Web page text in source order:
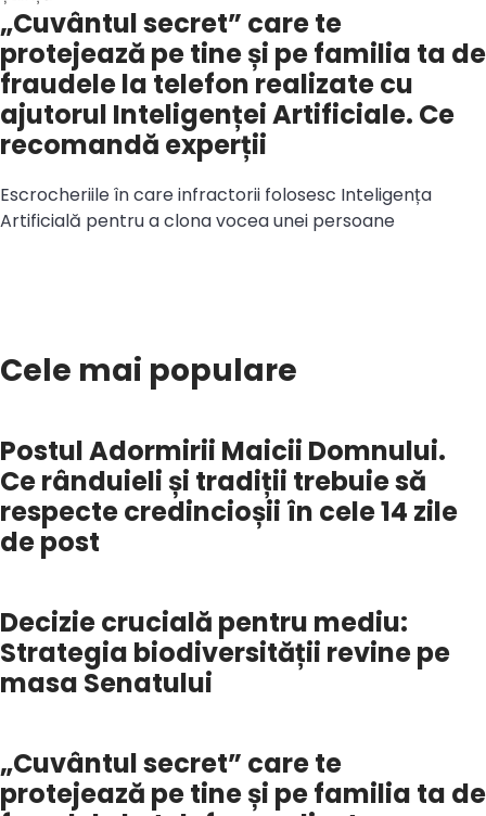
„Cuvântul secret” care te
protejează pe tine și pe familia ta de
fraudele la telefon realizate cu
ajutorul Inteligenței Artificiale. Ce
recomandă experții
Escrocheriile în care infractorii folosesc Inteligența
Artificială pentru a clona vocea unei persoane
Cele mai populare
Postul Adormirii Maicii Domnului.
Ce rânduieli și tradiții trebuie să
respecte credincioșii în cele 14 zile
de post
Decizie crucială pentru mediu:
Strategia biodiversității revine pe
masa Senatului
„Cuvântul secret” care te
protejează pe tine și pe familia ta de